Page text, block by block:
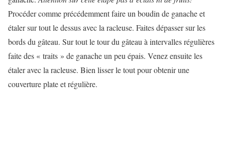
Procéder comme précédemment faire un boudin de ganache et
étaler sur tout le dessus avec la racleuse. Faites dépasser sur les
bords du gâteau. Sur tout le tour du gâteau à intervalles régulières
faite des « traits » de ganache un peu épais. Venez ensuite les
étaler avec la racleuse. Bien lisser le tout pour obtenir une
couverture plate et régulière.